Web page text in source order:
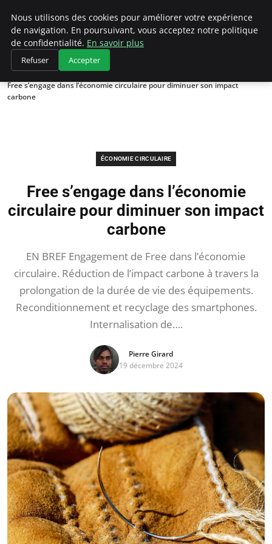
Climategatecountryclub.com
Accueil
Économie circulaire
Free s’engage dans l’économie circulaire pour diminuer son impact
carbone
ÉCONOMIE CIRCULAIRE
Free s’engage dans l’économie
circulaire pour diminuer son impact
carbone
EN BREF Engagement de Free dans l’économie
circulaire. Réduction de l’impact carbone à travers la
prolongation de la durée de vie des équipements.
Reconditionnement et recyclage des smartphones.
Internalisation de….
Pierre Girard
19 décembre 2024
Nous utilisons des cookies pour améliorer votre expérience
de navigation. En poursuivant, vous acceptez notre politique
de confidentialité. En savoir plus
Refuser Accepter